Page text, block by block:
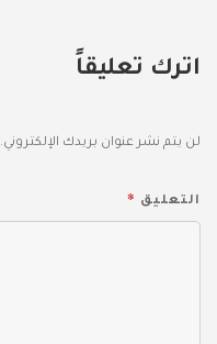
اترك تعليقاً
لن يتم نشر عنوان بريدك الإلكتروني.
التعليق *